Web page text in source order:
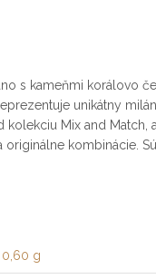
s kameňmi korálovo
unikátny
kolekciu Mix and
originálne kombinácie.
0,60 g